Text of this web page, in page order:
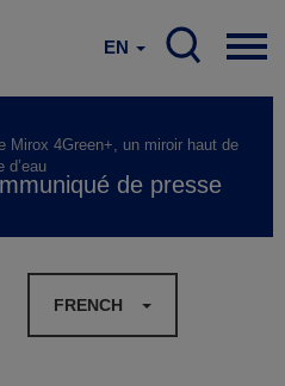
EN
Mirox 4Green+, un miroir haut de
d’eau
de presse
FRENCH